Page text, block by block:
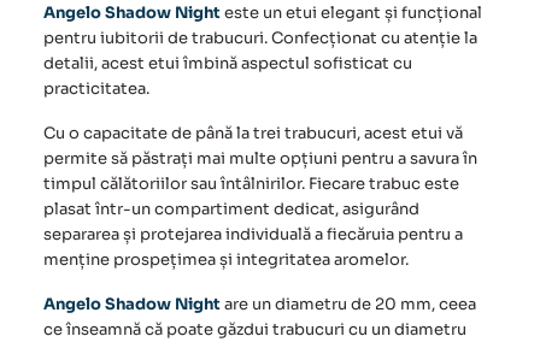
Angelo Shadow Nighteste unetui elegant și funcțional
pentru iubitorii de trabucuri. Confecționat cu atenție la
detalii, acest etui îmbină aspectul sofisticat cu
practicitatea.
Cu o capacitate de până la trei trabucuri, acest etui vă
permite să păstrați mai multe opțiuni pentru a savura în
timpul călătoriilor sau întâlnirilor. Fiecare trabuc este
plasat într-un compartiment dedicat, asigurând
separarea și protejarea individuală a fiecăruia pentru a
menține prospețimea și integritatea aromelor.
Angelo Shadow Nightare un diametru de 20 mm, ceea
ce înseamnă că poate găzdui trabucuri cu un diametru